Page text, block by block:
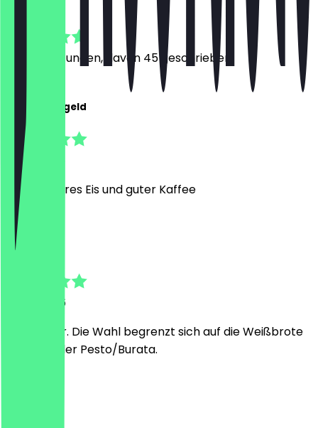
Bewertungen, davon 45 geschrieben
Jona Reidegeld
5. Juli 2026
Sehr leckeres Eis und guter Kaffee
M
Martin
2. Mai 2026
Alles super. Die Wahl begrenzt sich auf die Weißbrote
mit Avo oder Pesto/Burata.